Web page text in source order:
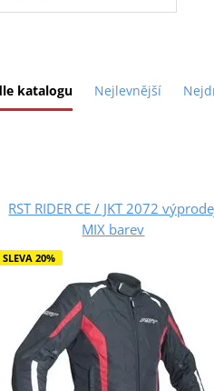
katalogu Nejlevnější
RST RIDER CE / JKT 2072
MIX barev
SLEVA 20%